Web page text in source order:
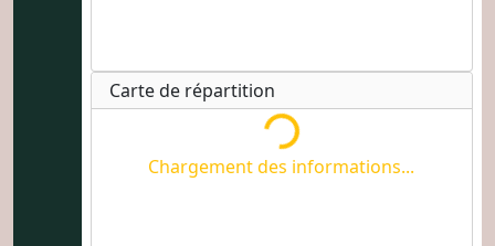
Carte de répartition
Chargement des informations...